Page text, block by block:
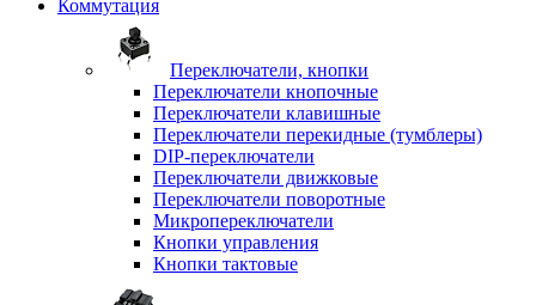
Коммутация
Переключатели, кнопки
Переключатели кнопочные
Переключатели клавишные
Переключатели перекидные (тумблеры)
DIP-переключатели
Переключатели движковые
Переключатели поворотные
Микропереключатели
Кнопки управления
Кнопки тактовые